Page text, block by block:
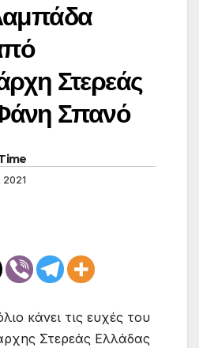
Στερεάς
Σπανό
κάνει τις ευχές του
Στερεάς Ελλάδας